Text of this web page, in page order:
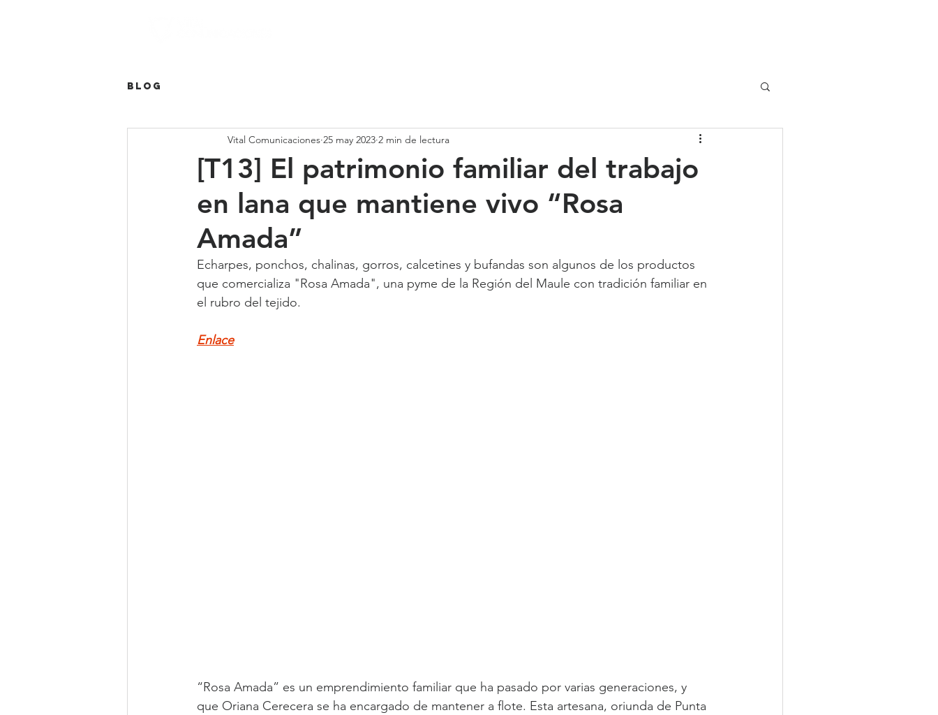
Blog
[T13] El patrimonio familiar del trabajo
en lana que mantiene vivo “Rosa
Amada”
Vital Comunicaciones 25 may 2023 2 min de lectura
Echarpes, ponchos, chalinas, gorros, calcetines y bufandas son algunos de los productos
que comercializa "Rosa Amada", una pyme de la Región del Maule con tradición familiar en
el rubro del tejido.
Enlace
“Rosa Amada” es un emprendimiento familiar que ha pasado por varias generaciones, y
que Oriana Cerecera se ha encargado de mantener a flote. Esta artesana, oriunda de Punta